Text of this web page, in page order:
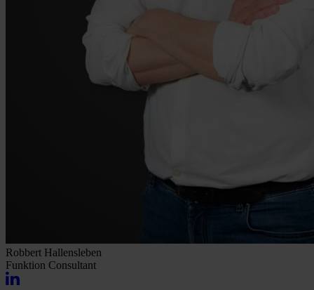
Robbert Hallensleben
Funktion Consultant